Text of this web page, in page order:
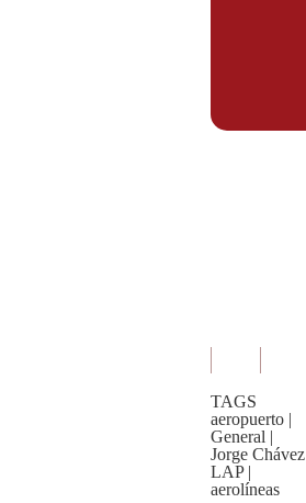
TAGS
aeropuerto |
General |
Jorge Chávez
LAP |
aerolíneas